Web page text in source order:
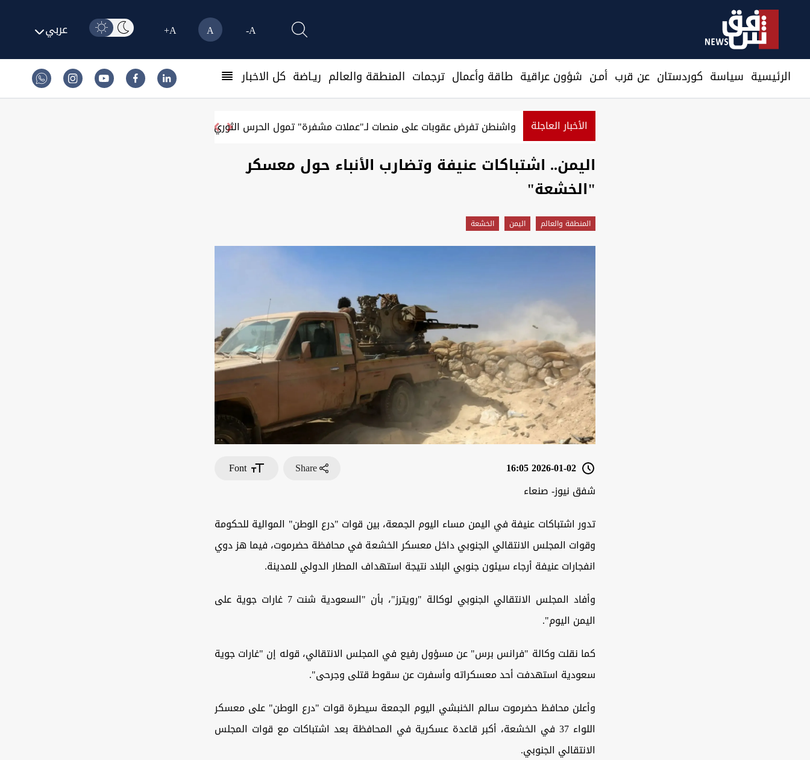
A-
A
A+ عربي
الرئيسية سیاسة كوردستان عن قرب أمـن شؤون عراقية طاقة وأعمال ترجمات المنطقة والعالم ريـاضة كل الاخبار
الأخبار العاجلة
الجيش الأميركي يعلن حصيلة جديدة لنتائج حصار إيران واشنطن تفرض عقوبات على منصات لـ"عملات مشفرة"
اليمن.. اشتباكات عنيفة وتضارب الأنباء حول معسكر
"الخشعة"
المنطقة والعالم اليمن الخشعة
2026-01-02 16:05
Share
Font
شفق نيوز- صنعاء
تدور اشتباكات عنيفة في اليمن مساء اليوم الجمعة، بين قوات "درع الوطن" الموالية للحكومة
وقوات المجلس الانتقالي الجنوبي داخل معسكر الخشعة في محافظة حضرموت، فيما هز دوي
انفجارات عنيفة أرجاء سيئون جنوبي البلاد نتيجة استهداف المطار الدولي للمدينة.
وأفاد المجلس الانتقالي الجنوبي لوكالة "رويترز"، بأن "السعودية شنت 7 غارات جوية على
اليمن اليوم".
كما نقلت وكالة "فرانس برس" عن مسؤول رفيع في المجلس الانتقالي، قوله إن "غارات جوية
سعودية استهدفت أحد معسكراته وأسفرت عن سقوط قتلى وجرحى".
وأعلن محافظ حضرموت سالم الخنبشي اليوم الجمعة سيطرة قوات "درع الوطن" على معسكر
اللواء 37 في الخشعة، أكبر قاعدة عسكرية في المحافظة بعد اشتباكات مع قوات المجلس
الانتقالي الجنوبي.